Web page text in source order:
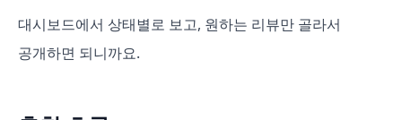
대시보드에서 상태별로 보고, 원하는 리뷰만 골라서
공개하면 되니까요.